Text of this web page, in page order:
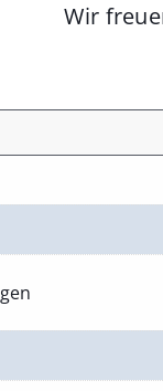
Wir